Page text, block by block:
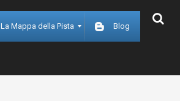
La Mappa della Pista Blog